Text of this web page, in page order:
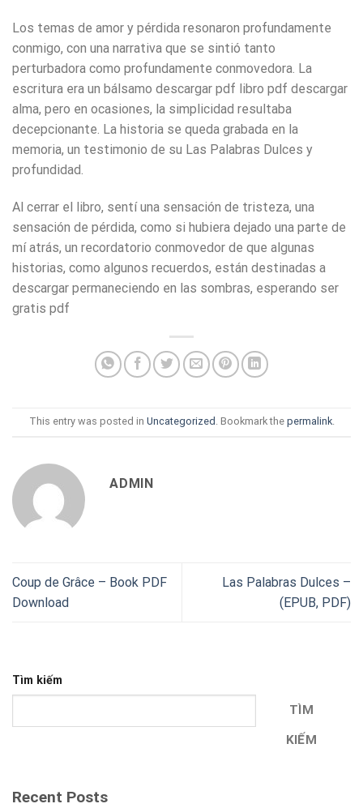
Los temas de amor y pérdida resonaron profundamente
conmigo, con una narrativa que se sintió tanto
perturbadora como profundamente conmovedora. La
escritura era un bálsamo descargar pdf libro pdf descargar
alma, pero en ocasiones, la simplicidad resultaba
decepcionante. La historia se queda grabada en la
memoria, un testimonio de su Las Palabras Dulces y
profundidad.
Al cerrar el libro, sentí una sensación de tristeza, una
sensación de pérdida, como si hubiera dejado una parte de
mí atrás, un recordatorio conmovedor de que algunas
historias, como algunos recuerdos, están destinadas a
descargar permaneciendo en las sombras, esperando ser
gratis pdf
This entry was posted in Uncategorized . Bookmark the permalink.
ADMIN
Coup de Grâce – Book PDF
Download
Las Palabras Dulces –
(EPUB, PDF)
Tìm kiếm
TÌM
KIẾM
Recent Posts